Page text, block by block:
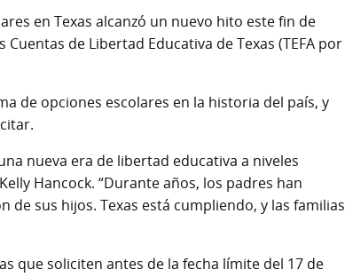
en Texas alcanzó un nuevo hito este fin de
de Libertad Educativa de Texas (TEFA por
de opciones escolares en la historia del país, y
nueva era de libertad educativa a niveles
Hancock. “Durante años, los padres han
sus hijos. Texas está cumpliendo, y las familias
que soliciten antes de la fecha límite del 17 de